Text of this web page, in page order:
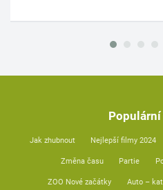
Jak zhubnout Nejlepší filmy 2024
Změna času Partie
ZOO Nové začátky Auto –